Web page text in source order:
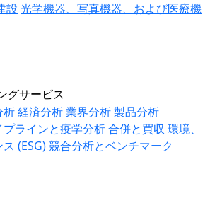
設 光学機器、写真機器、および医療機
グサービス
析経済分析業界分析製品分析
ラインと疫学分析合併と買収 環境、
(ESG)競合分析とベンチマーク